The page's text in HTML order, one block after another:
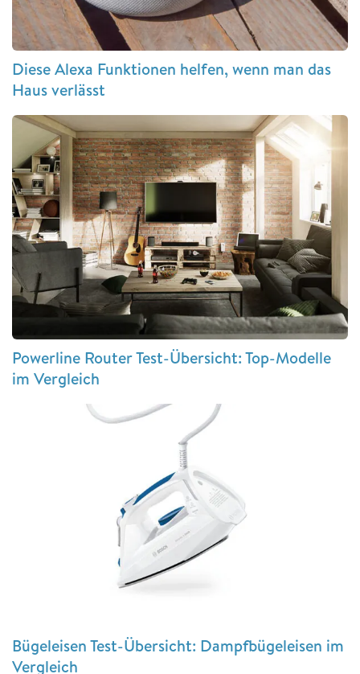
Diese Alexa Funktionen helfen, wenn man das
Haus verlässt
Powerline Router Test-Übersicht: Top-Modelle
im Vergleich
Bügeleisen Test-Übersicht: Dampfbügeleisen im
Vergleich